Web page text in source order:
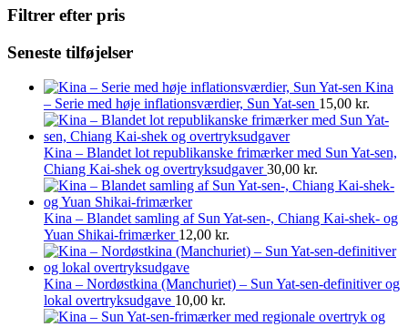
Filtrer efter pris
Seneste tilføjelser
Kina
– Serie med høje inflationsværdier, Sun Yat-sen 15,00 kr.
Kina – Blandet lot republikanske frimærker med Sun Yat-sen,
Chiang Kai-shek og overtryksudgaver 30,00 kr.
Kina – Blandet samling af Sun Yat-sen-, Chiang Kai-shek- og
Yuan Shikai-frimærker 12,00 kr.
Kina – Nordøstkina (Manchuriet) – Sun Yat-sen-definitiver og
lokal overtryksudgave 10,00 kr.